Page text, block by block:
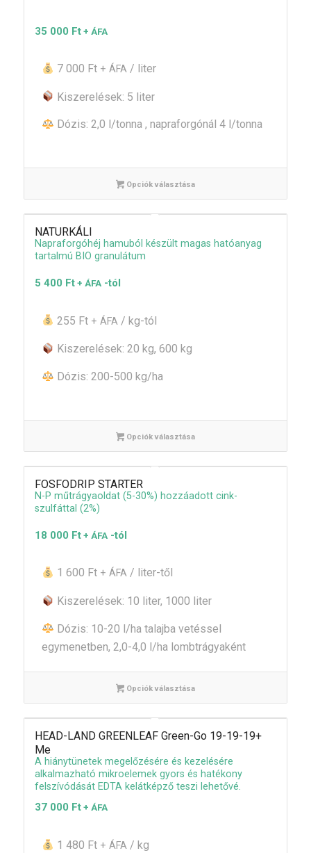
35 000 Ft+ ÁFA
7 000 Ft+ ÁFA/ liter
Kiszerelések: 5 liter
Dózis: 2,0 l/tonna , napraforgónál 4 l/tonna
Opciók választása
NATURKÁLI
Napraforgóhéj hamuból készült magas hatóanyag
tartalmú BIO granulátum
5 400 Ft+ ÁFA-tól
255 Ft+ ÁFA/ kg-tól
Kiszerelések: 20 kg, 600 kg
Dózis: 200-500 kg/ha
Opciók választása
FOSFODRIP STARTER
N-P műtrágyaoldat (5-30%) hozzáadott cink-
szulfáttal (2%)
18 000 Ft+ ÁFA-tól
1 600 Ft+ ÁFA/ liter-től
Kiszerelések: 10 liter, 1000 liter
Dózis: 10-20 l/ha talajba vetéssel
egymenetben, 2,0-4,0 l/ha lombtrágyaként
Opciók választása
HEAD-LAND GREENLEAF Green-Go 19-19-19+
Me
A hiánytünetek megelőzésére és kezelésére
alkalmazható mikroelemek gyors és hatékony
felszívódását EDTA kelátképző teszi lehetővé.
37 000 Ft+ ÁFA
1 480 Ft+ ÁFA/ kg